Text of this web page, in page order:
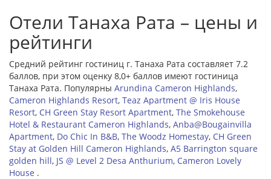
Отели Танаха Рата – цены и
рейтинги
Средний рейтинг гостиниц г. Танаха Рата составляет 7.2
баллов, при этом оценку 8,0+ баллов имеют гостиница
Танаха Рата. Популярны Arundina Cameron Highlands,
Cameron Highlands Resort, Teaz Apartment @ Iris House
Resort, CH Green Stay Resort Apartment, The Smokehouse
Hotel & Restaurant Cameron Highlands, Anba@Bougainvilla
Apartment, Do Chic In B&B, The Woodz Homestay, CH Green
Stay at Golden Hill Cameron Highlands, A5 Barrington square
golden hill, JS @ Level 2 Desa Anthurium, Cameron Lovely
House .